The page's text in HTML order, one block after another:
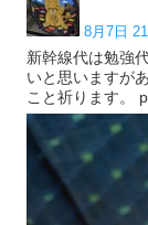
8月7日
新幹線代は勉強
いと思いますが
こと祈ります。